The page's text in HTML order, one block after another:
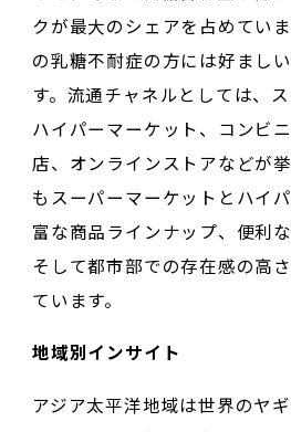
クが最大のシェアを占めてい
の乳糖不耐症の方には好まし
す。流通チャネルとしては、
ハイパーマーケット、コンビ
店、オンラインストアなどが
もスーパーマーケットとハイ
富な商品ラインナップ、便利
そして都市部での存在感の高
ています。
地域別インサイト
アジア太平洋地域は世界のヤ